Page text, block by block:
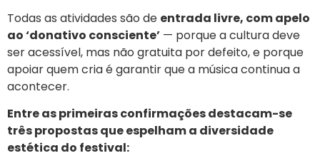
Todas as atividades são de entrada livre, com apelo
ao ‘donativo consciente’ — porque a cultura deve
ser acessível, mas não gratuita por defeito, e porque
apoiar quem cria é garantir que a música continua a
acontecer.
Entre as primeiras confirmações destacam-se
três propostas que espelham a diversidade
estética do festival: